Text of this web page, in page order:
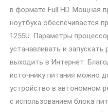
в формате Full HD. Мощная
ноутбука обеспечивается
1255U. Параметры
устанавливать и
выходить в Интернет.
источнику питания можно
устройство в автономном
с использованием блока